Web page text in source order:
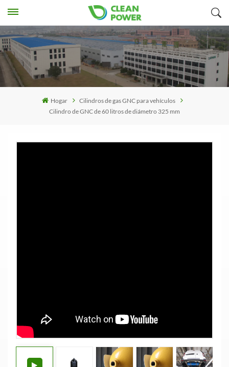
Hogar
Cilindros de gas GNC para vehículos
Cilindro de GNC de 60 litros de diámetro 325 mm